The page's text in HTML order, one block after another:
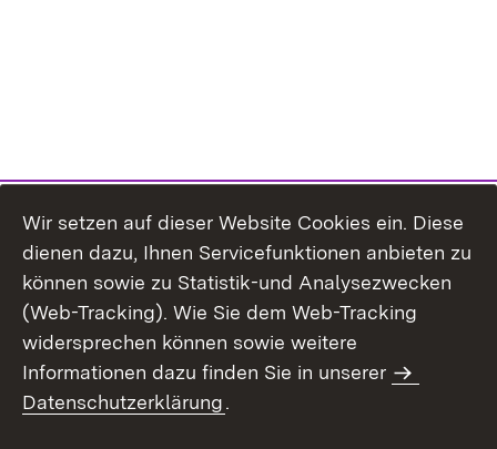
Wir setzen auf dieser Website Cookies ein. Diese
dienen dazu, Ihnen Servicefunktionen anbieten zu
können sowie zu Statistik-und Analysezwecken
(Web-Tracking). Wie Sie dem Web-Tracking
widersprechen können sowie weitere
Informationen dazu finden Sie in unserer
Datenschutzerklärung.